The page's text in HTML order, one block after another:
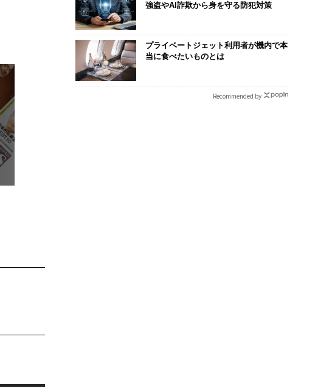
強盗やAI詐欺から身を守る防犯対策
プライベートジェット利用者が機内で本
当に食べたいものとは
Recommended by